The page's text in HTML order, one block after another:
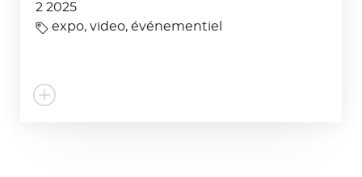
2 2025
expo,video,événementiel